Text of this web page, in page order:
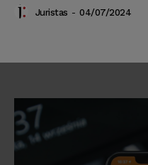
Juristas - 04/07/2024